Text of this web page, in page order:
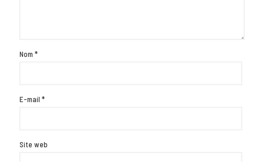
Nom *
E-mail *
Site web